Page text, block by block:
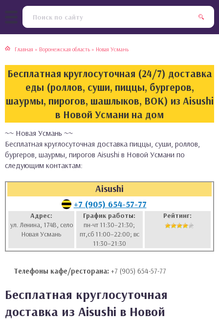
Главная » Воронежская область » Новая Усмань
Бесплатная круглосуточная (24/7) доставка
еды (роллов, суши, пиццы, бургеров,
шаурмы, пирогов, шашлыков, ВОК) из Aisushi
в Новой Усмани на дом
~~ Новая Усмань ~~
Бесплатная круглосуточная доставка пиццы, суши, роллов,
бургеров, шаурмы, пирогов Aisushi в Новой Усмани по
следующим контактам:
Aisushi
+7 (905) 654-57-77
Адрес:
ул. Ленина, 174В, село
Новая Усмань
График работы:
пн-чт 11:30–21:30;
пт,сб 11:00–22:00; вс
11:30–21:30
Рейтинг:
Телефоны кафе/ресторана: +7 (905) 654-57-77
Бесплатная круглосуточная
доставка из Aisushi в Новой
кухня
кухня
кухня
кухня
булочки